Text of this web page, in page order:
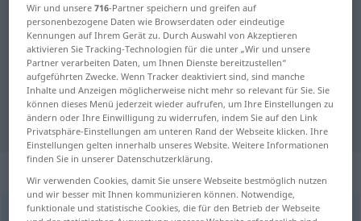
Deutsch-Ungarisch Übersetzung
für "Großbritannien"
"Großbritannien" Ungarisch
Übersetzung
„Großbritannien“ : Neutrum, sächlich
Großbritannienn
Wir und unsere716-Partner speichern und greifen auf
personenbezogene Daten wie Browserdaten oder eindeutige
Kennungen auf Ihrem Gerät zu. Durch Auswahl von Akzeptieren
aktivieren Sie Tracking-Technologien für die unter „Wir und unsere
Partner verarbeiten Daten, um Ihnen Dienste bereitzustellen“
aufgeführten Zwecke. Wenn Tracker deaktiviert sind, sind manche
Inhalte und Anzeigen möglicherweise nicht mehr so relevant für Sie. Sie
können dieses Menü jederzeit wieder aufrufen, um Ihre Einstellungen zu
ändern oder Ihre Einwilligung zu widerrufen, indem Sie auf den Link
Privatsphäre-Einstellungen am unteren Rand der Webseite klicken. Ihre
Einstellungen gelten innerhalb unseres Website. Weitere Informationen
finden Sie in unserer Datenschutzerklärung.
Wir verwenden Cookies, damit Sie unsere Webseite bestmöglich nutzen
und wir besser mit Ihnen kommunizieren können. Notwendige,
funktionale und statistische Cookies, die für den Betrieb der Webseite